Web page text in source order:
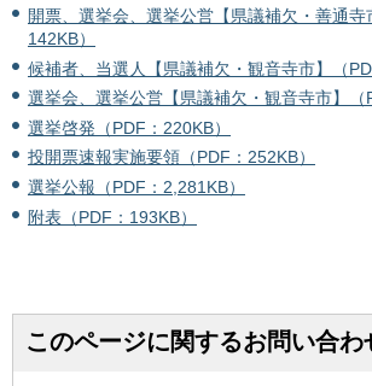
開票、選挙会、選挙公営【県議補欠・善通寺
142KB）
候補者、当選人【県議補欠・観音寺市】（
選挙会、選挙公営【県議補欠・観音寺市】（
選挙啓発（PDF：220KB）
投開票速報実施要領（PDF：252KB）
選挙公報（PDF：2,281KB）
附表（PDF：193KB）
このページに関するお問い合わ